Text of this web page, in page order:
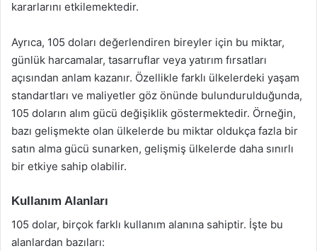
kararlarını etkilemektedir.
Ayrıca, 105 doları değerlendiren bireyler için bu miktar,
günlük harcamalar, tasarruflar veya yatırım fırsatları
açısından anlam kazanır. Özellikle farklı ülkelerdeki yaşam
standartları ve maliyetler göz önünde bulundurulduğunda,
105 doların alım gücü değişiklik göstermektedir. Örneğin,
bazı gelişmekte olan ülkelerde bu miktar oldukça fazla bir
satın alma gücü sunarken, gelişmiş ülkelerde daha sınırlı
bir etkiye sahip olabilir.
Kullanım Alanları
105 dolar, birçok farklı kullanım alanına sahiptir. İşte bu
alanlardan bazıları: